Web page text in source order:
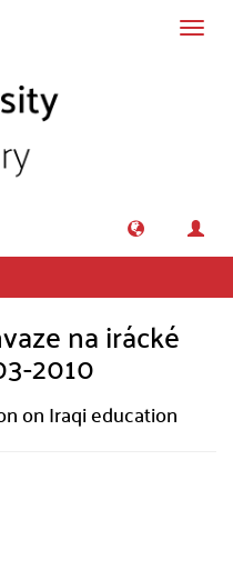
na irácké
2010
on Iraqi education